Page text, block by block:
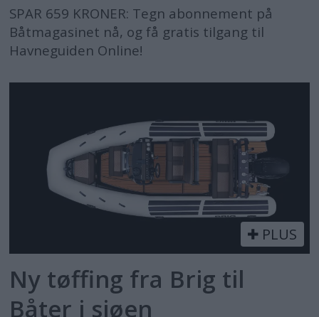
SPAR 659 KRONER: Tegn abonnement på
Båtmagasinet nå, og få gratis tilgang til
Havneguiden Online!
PLUS
Ny tøffing fra Brig til
Båter i sjøen